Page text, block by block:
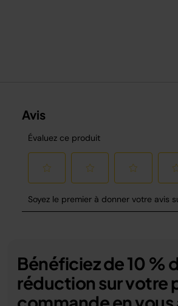
Bénéficiez de 10 %
réduction sur votre